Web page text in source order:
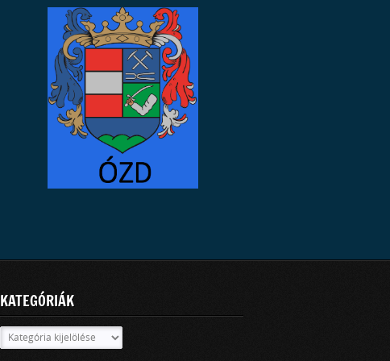
KATEGÓRIÁK
Kategóriák